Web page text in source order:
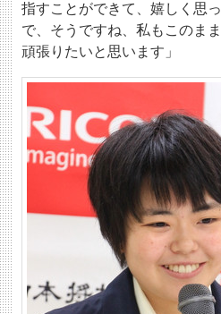
指すことができて、嬉しく思
で、そうですね、私もこのま
頑張りたいと思います」